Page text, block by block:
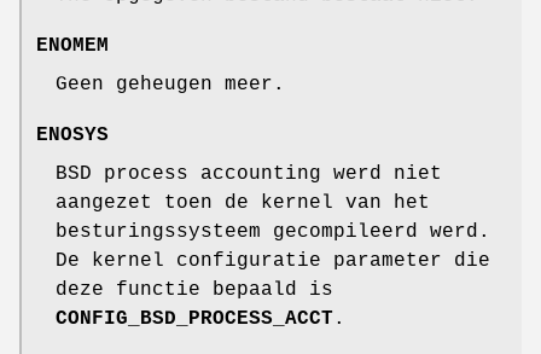
ENOMEM
Geen geheugen meer.
ENOSYS
BSD process accounting werd niet
aangezet toen de kernel van het
besturingssysteem gecompileerd werd.
De kernel configuratie parameter die
deze functie bepaald is
CONFIG_BSD_PROCESS_ACCT.